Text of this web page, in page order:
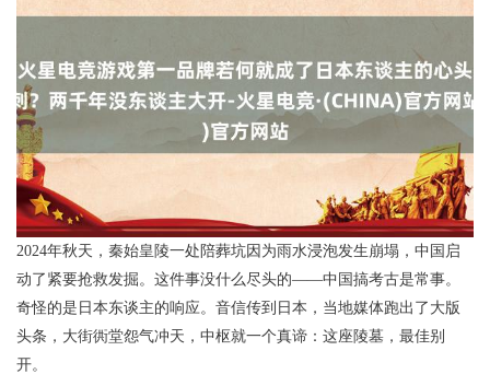
2024年秋天，秦始皇陵一处陪葬坑因为雨水浸泡发生崩塌，中国启
动了紧要抢救发掘。这件事没什么尽头的——中国搞考古是常事。
奇怪的是日本东谈主的响应。音信传到日本，当地媒体跑出了大版
头条，大街衖堂怨气冲天，中枢就一个真谛：这座陵墓，最佳别
开。